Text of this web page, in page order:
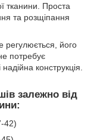
тканини. Проста
та розщіпання
регулюється, його
потребує
конструкція.
залежно від
42)